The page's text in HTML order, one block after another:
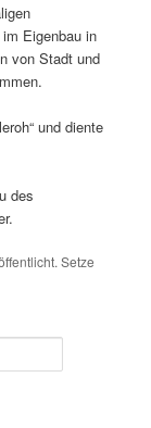
Eigenbau in
von Stadt und
und diente
des
Setze